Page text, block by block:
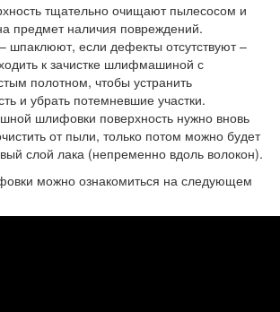
тщательно очищают пылесосом и
предмет наличия повреждений.
шпаклюют, если дефекты отсутствуют –
к зачистке шлифмашиной с
полотном, чтобы устранить
и убрать потемневшие участки.
шлифовки поверхность нужно вновь
от пыли, только потом можно будет
слой лака (непременно вдоль волокон).
можно ознакомиться на следующем